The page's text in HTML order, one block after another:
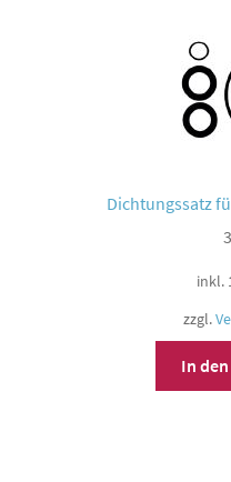
Dichtungssatz
inkl.
zzgl.
In